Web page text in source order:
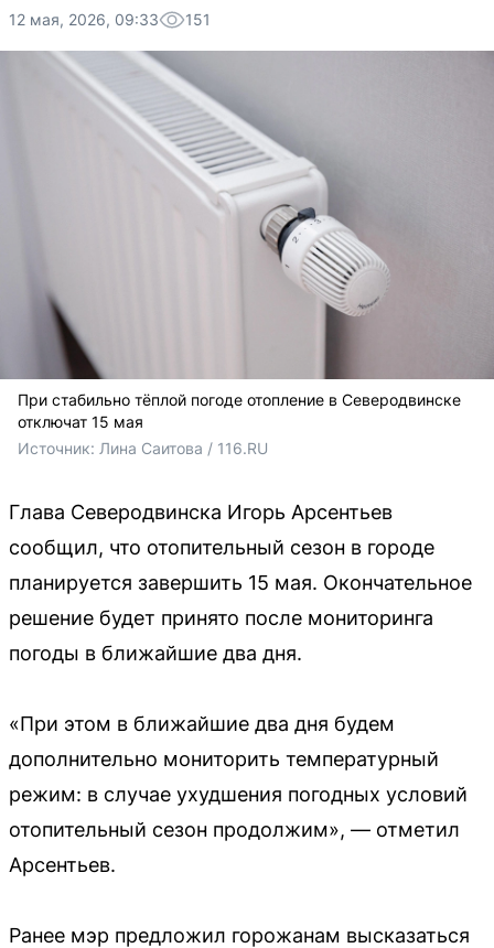
12 мая, 2026, 09:33 151
При стабильно тёплой погоде отопление в Северодвинске
отключат 15 мая
Источник: Лина Саитова / 116.RU
Глава Северодвинска Игорь Арсентьев
сообщил, что отопительный сезон в городе
планируется завершить 15 мая. Окончательное
решение будет принято после мониторинга
погоды в ближайшие два дня.
«При этом в ближайшие два дня будем
дополнительно мониторить температурный
режим: в случае ухудшения погодных условий
отопительный сезон продолжим», — отметил
Арсентьев.
Ранее мэр предложил горожанам высказаться